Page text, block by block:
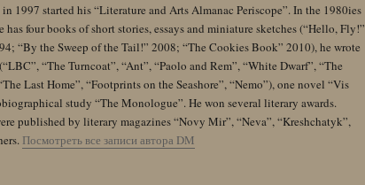
1997 started his “Literature and Arts Almanac Periscope”. In the 1980ies
has four books of short stories, essays and miniature sketches (“Hello, Fly!”
“By the Sweep of the Tail!” 2008; “The Cookies Book” 2010), he wrote
“The Turncoat”, “Ant”, “Paolo and Rem”, “White Dwarf”, “The
Last Home”, “Footprints on the Seashore”, “Nemo”), one novel “Vis
study “The Monologue”. He won several literary awards.
published by literary magazines “Novy Mir”, “Neva”, “Kreshchatyk”,
Посмотреть все записи автора DM